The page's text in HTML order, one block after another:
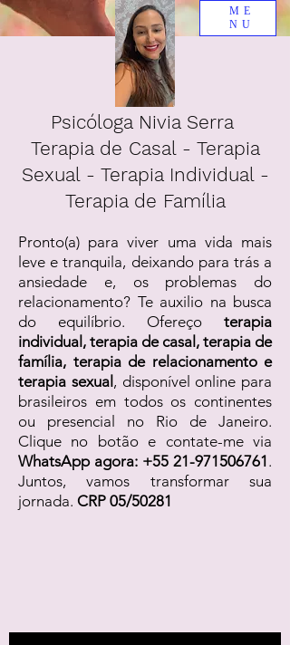
Psicóloga Nivia Serra
Terapia de Casal - Terapia
Sexual - Terapia Individual -
Terapia de Família
Pronto(a) para viver uma vida mais
leve e tranquila, deixando para trás a
ansiedade e, os problemas do
relacionamento? Te auxilio na busca
do equilíbrio. Ofereço terapia
individual, terapia de casal, terapia de
família, terapia de relacionamento e
terapia sexual , disponível online para
brasileiros em todos os continentes
ou presencial no Rio de Janeiro.
Clique no botão e contate-me via
WhatsApp agora: +55 21-971506761 .
Juntos, vamos transformar sua
jornada. CRP 05/50281
ME
NU